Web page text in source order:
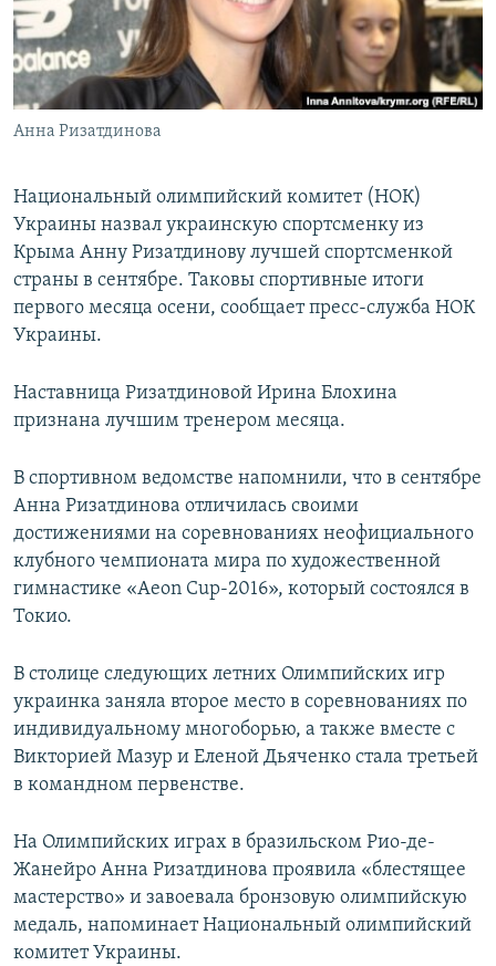
ПОБЕДИТЕЛЕЙ НЕ СУДЯТ?
КРЫМ.НЕПОКОРЕННЫЙ
ELIFBE
УКРАИНСКАЯ ПРОБЛЕМА КРЫМА
ПРИСОЕДИНЯЙТЕСЬ!
Анна Ризатдинова
Национальный олимпийский комитет (НОК)
Украины назвал украинскую спортсменку из
Крыма Анну Ризатдинову лучшей спортсменкой
страны в сентябре. Таковы спортивные итоги
первого месяца осени, сообщает пресс-служба НОК
Украины.
Наставница Ризатдиновой Ирина Блохина
признана лучшим тренером месяца.
В спортивном ведомстве напомнили, что в сентябре
Анна Ризатдинова отличилась своими
достижениями на соревнованиях неофициального
клубного чемпионата мира по художественной
гимнастике «Aeon Сup-2016», который состоялся в
Токио.
В столице следующих летних Олимпийских игр
украинка заняла второе место в соревнованиях по
индивидуальному многоборью, а также вместе с
Викторией Мазур и Еленой Дьяченко стала третьей
в командном первенстве.
На Олимпийских играх в бразильском Рио-де-
Жанейро Анна Ризатдинова проявила «блестящее
мастерство» и завоевала бронзовую олимпийскую
медаль, напоминает Национальный олимпийский
комитет Украины.